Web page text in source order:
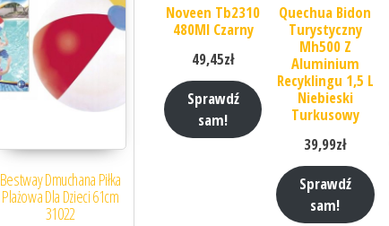
Bestway Dmuchana Piłka
Plażowa Dla Dzieci 61cm
31022
Noveen Tb2310
480Ml Czarny
49,45zł
Sprawdź
sam!
Quechua Bidon
Turystyczny
Mh500 Z
Aluminium
Recyklingu 1,5 L
Niebieski
Turkusowy
39,99zł
Sprawdź
sam!